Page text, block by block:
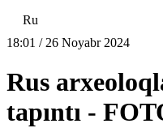
Ru
18:01 / 26 Noyabr 2024
Rus
tapıntı -